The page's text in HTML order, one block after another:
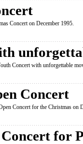
Concert on December 1995.
Concert with unforgettable
Concert
Concert for the Christmas on
for